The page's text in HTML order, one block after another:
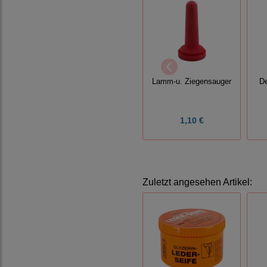
Lamm-u. Ziegensauger
1,10 €
Zuletzt angesehen Artikel: